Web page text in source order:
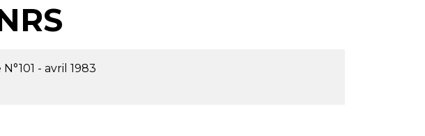
N°101 - avril 1983